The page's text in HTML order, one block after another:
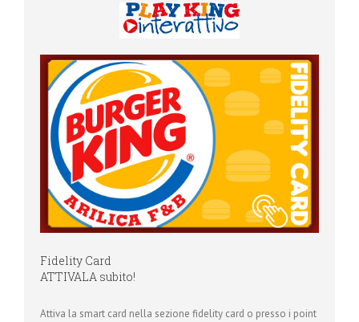
Fidelity Card
ATTIVALA subito!
Attiva la smart card nella sezione fidelity card o presso i point